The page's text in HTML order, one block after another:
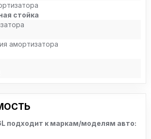
стойка
амортизатора
подходит к маркам/моделям авто: